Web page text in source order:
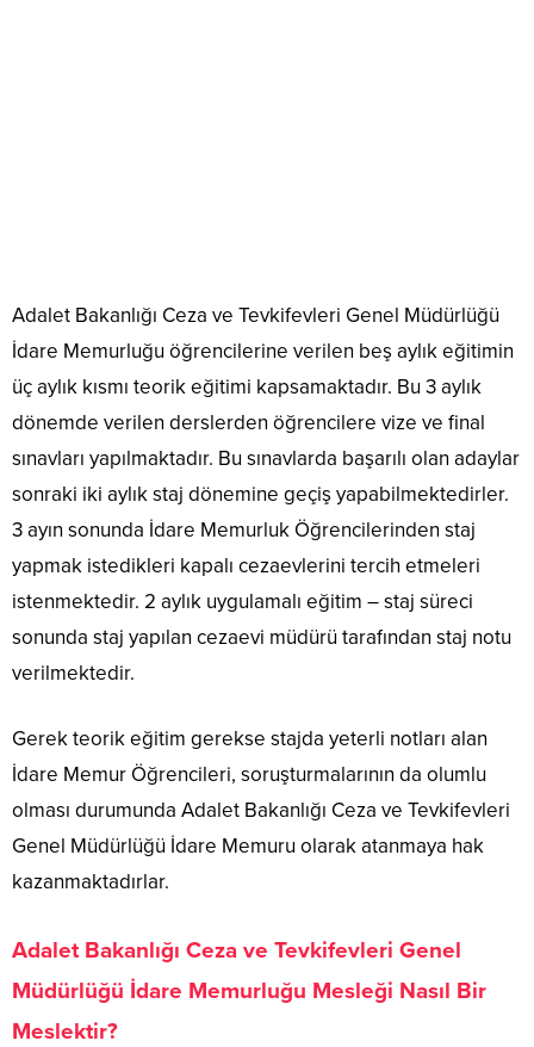
Adalet Bakanlığı Ceza ve Tevkifevleri Genel Müdürlüğü
İdare Memurluğu öğrencilerine verilen beş aylık eğitimin
üç aylık kısmı teorik eğitimi kapsamaktadır. Bu 3 aylık
dönemde verilen derslerden öğrencilere vize ve final
sınavları yapılmaktadır. Bu sınavlarda başarılı olan adaylar
sonraki iki aylık staj dönemine geçiş yapabilmektedirler.
3 ayın sonunda İdare Memurluk Öğrencilerinden staj
yapmak istedikleri kapalı cezaevlerini tercih etmeleri
istenmektedir. 2 aylık uygulamalı eğitim – staj süreci
sonunda staj yapılan cezaevi müdürü tarafından staj notu
verilmektedir.
Gerek teorik eğitim gerekse stajda yeterli notları alan
İdare Memur Öğrencileri, soruşturmalarının da olumlu
olması durumunda Adalet Bakanlığı Ceza ve Tevkifevleri
Genel Müdürlüğü İdare Memuru olarak atanmaya hak
kazanmaktadırlar.
Adalet Bakanlığı Ceza ve Tevkifevleri Genel
Müdürlüğü İdare Memurluğu Mesleği Nasıl Bir
Meslektir?